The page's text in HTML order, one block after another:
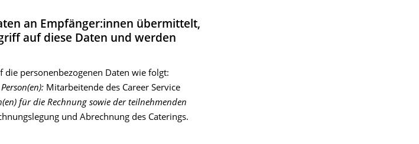
an Empfänger:innen übermittelt,
auf diese Daten und werden
personenbezogenen Daten wie folgt:
Mitarbeitende des Career Service
für die Rechnung sowie der teilnehmenden
und Abrechnung des Caterings.